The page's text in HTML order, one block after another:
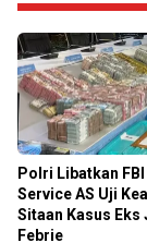
Polri Libatkan
Service AS Uji
Sitaan Kasus Eks
Febrie